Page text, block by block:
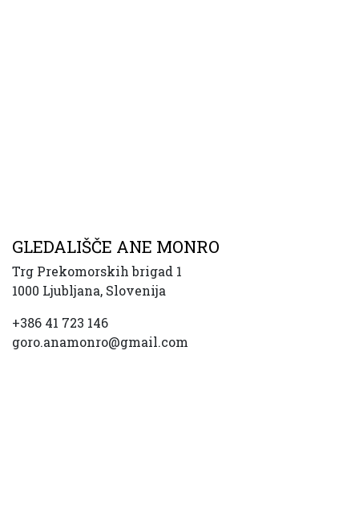
GLEDALIŠČE ANE MONRO
Trg Prekomorskih brigad 1
1000 Ljubljana, Slovenija
+386 41 723 146
goro.anamonro@gmail.com